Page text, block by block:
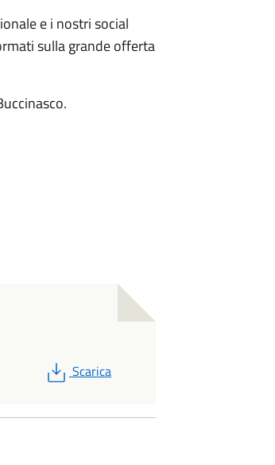
e i nostri social
sulla grande offerta
PDF
Scarica